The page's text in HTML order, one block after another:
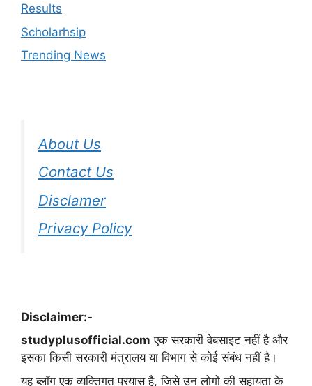
Results
Scholarhsip
Trending News
About Us
Contact Us
Disclamer
Privacy Policy
Disclaimer:-
studyplusofficial.com एक सरकारी वेबसाइट नहीं है और
इसका किसी सरकारी मंत्रालय या विभाग से कोई संबंध नहीं है।
यह ब्लॉग एक व्यक्तिगत प्रयास है, जिसे उन लोगों की सहायता के